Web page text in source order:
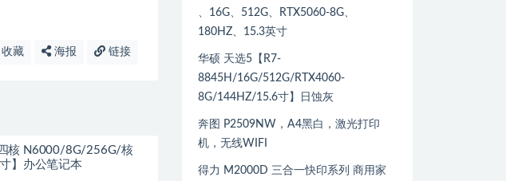
收藏 海报 链接
核 N6000/8G/256G/核
】办公笔记本
、16G、512G、RTX5060-8G、
180HZ、15.3英寸
华硕 天选5【R7-
8845H/16G/512G/RTX4060-
8G/144HZ/15.6寸】日蚀灰
奔图 P2509NW，A4黑白，激光打印
机，无线WIFI
得力 M2000D 三合一快印系列 商用家